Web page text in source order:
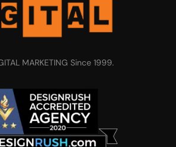
MARKETING Since 1999.